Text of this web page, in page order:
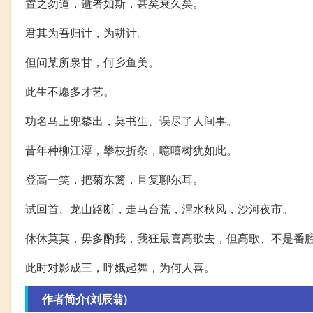
置之勿道，逝者如斯，甚矣衰久矣。
君其为吾归计，为耕计。
但问某所泉甘，何乡鱼美。
此生不愿多才艺。
功名马上兜鍪出，莫书生、误尽了人间事。
昔年种柳江潭，攀枝折条，噫嘻树犹如此。
登高一笑，把菊东篱，且复聊尔耳。
试回首、龙山路断，走马台荒，渭水秋风，沙河夜市。
休休莫莫，毋多酌我，我狂最喜高歌去，但高歌、不是番
此时对影成三，呼娥起舞，为何人喜。
作者简介(刘辰翁)